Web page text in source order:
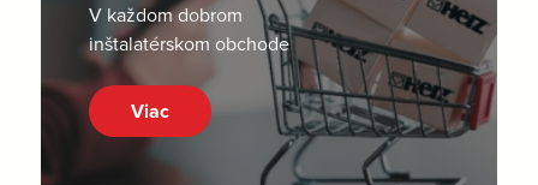
V každom dobrom
inštalatérskom obchode
Viac